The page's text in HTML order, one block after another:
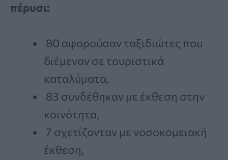
πέρυσι:
80 αφορούσαν ταξιδιώτες που
διέμεναν σε τουριστικά
καταλύματα,
83 συνδέθηκαν με έκθεση στην
κοινότητα,
7 σχετίζονταν με νοσοκομειακή
έκθεση,